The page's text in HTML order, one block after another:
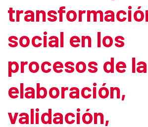
social en los
procesos de la
elaboración,
validación,